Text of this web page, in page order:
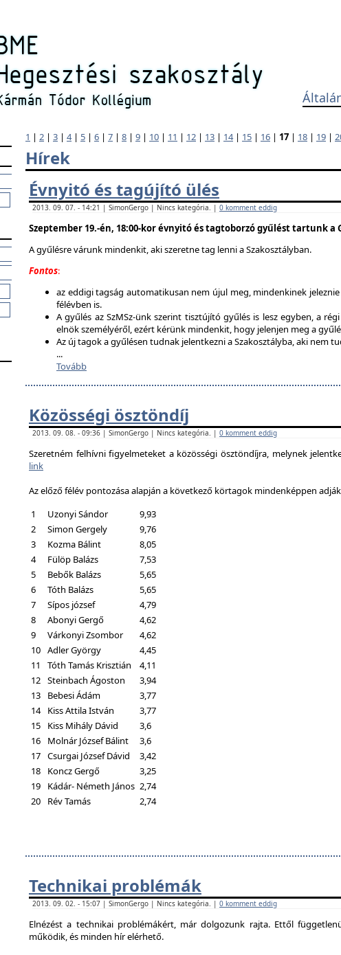
1 | 2 | 3 | 4| 5 | 6 | 7 | 8 | 9 | 10 | 11 | 12 | 13 | 14| 15 | 16 | 17 | 18 | 19 |
Hírek
Évnyitó és tagújító ülés
2013. 09. 07. - 14:21 | SimonGergo | Nincs kategória. | 0 komment eddig
Szeptember 19.-én, 18:00-kor évnyitó és tagtoborzó gyűlést tartunk a
A gyűlésre várunk mindenkit, aki szeretne tag lenni a Szakosztályban.
Fontos:
az eddigi tagság automatikusan nem újul meg, mindenkinek
félévben is.
A gyűlés az SzMSz-ünk szerint tisztújító gyűlés is lesz egyben, a
elnök személyéről, ezért kérünk mindenkit, hogy jelenjen meg a
Az új tagok a gyűlésen tudnak jelentkezni a Szakosztályba, aki nem
...
Tovább
Közösségi ösztöndíj
2013. 09. 08. - 09:36 | SimonGergo | Nincs kategória. | 0 komment eddig
Szeretném felhívni figyelmeteket a közösségi ösztöndíjra, melynek
link
Az előző félév pontozása alapján a következő körtagok mindenképpen
1
Uzonyi Sándor
9,93
2
Simon Gergely
9,76
3
Kozma Bálint
8,05
4
Fülöp Balázs
7,53
5
Bebők Balázs
5,65
6
Tóth Balázs
5,65
7
Sípos józsef
4,79
8
Abonyi Gergő
4,62
9
Várkonyi Zsombor
4,62
10 Adler György
4,45
11
Tóth Tamás Krisztián
4,11
12 Steinbach Ágoston
3,94
13
Bebesi Ádám
3,77
14 Kiss Attila István
3,77
15
Kiss Mihály Dávid
3,6
16
Molnár József Bálint
3,6
17 Csurgai József Dávid
3,42
18
Koncz Gergő
3,25
19
Kádár- Németh János 2,74
20
Rév Tamás 2,74
Technikai problémák
2013. 09. 02. - 15:07 | SimonGergo | Nincs kategória. | 0 komment eddig
Elnézést a technikai problémákért, már dolgozunk rajta. Ettől
működik, és minden hír elérhető.